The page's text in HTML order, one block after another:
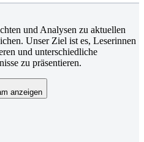
und Analysen zu aktuellen
Unser Ziel ist es, Leserinnen
und unterschiedliche
zu präsentieren.
anzeigen